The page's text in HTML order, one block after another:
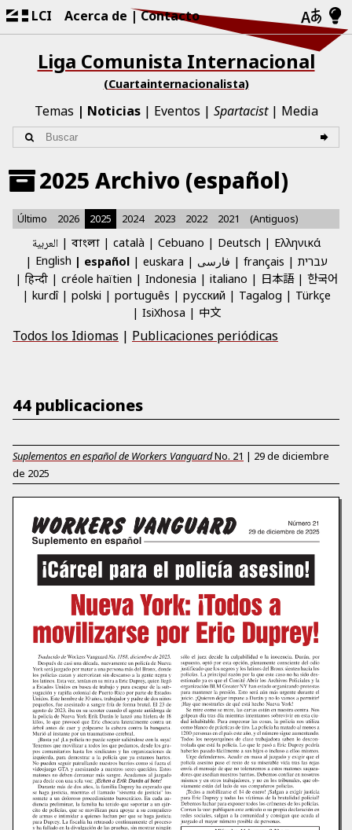
LCI Acerca de Contacto
Liga Comunista Internacional
(Cuartainternacionalista)
Temas Noticias Eventos Spartacist Media
2025 Archivo (español)
Último 2026 2025 2024 2023 2022 2021 (Antiguos)
العربية বাংলা català Cebuano Deutsch
Ελληνικά
English
español euskara فارسی français
עברית
हिन्दी
créole haïtien Indonesia italiano 日本語 한국어
kurdî polski português русский Tagalog
Türkçe
IsiXhosa
中文
Todos los Idiomas | Publicaciones periódicas
44 publicaciones
Suplementos en español de Workers VanguardNo. 21 | 29 de diciembre
de 2025